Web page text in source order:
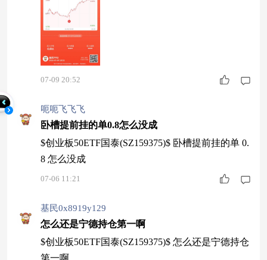
07-09 20:52
呃呃飞飞飞
卧槽提前挂的单0.8怎么没成
$创业板50ETF国泰(SZ159375)$ 卧槽提前挂的单 0.
8 怎么没成
07-06 11:21
基民0x8919y129
怎么还是宁德持仓第一啊
$创业板50ETF国泰(SZ159375)$ 怎么还是宁德持仓
第一啊